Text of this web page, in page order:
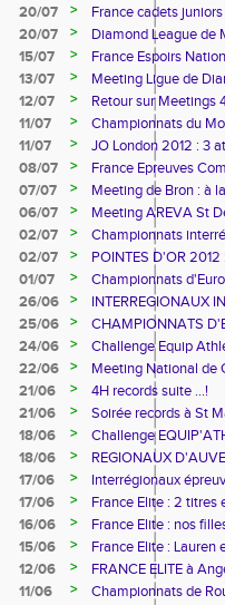
20/07
>
France cadets
20/07
>
Diamond League de
15/07
>
France Espoirs
13/07
>
Meeting Ligue de
12/07
>
Retour sur Meetings
11/07
>
Championnats du
11/07
>
JO London 2012 : 3
08/07
>
France Epreuves
07/07
>
Meeting de Bron : à
06/07
>
Meeting AREVA St
02/07
>
Championnats
02/07
>
POINTES D'OR
01/07
>
Championnats
26/06
>
INTERREGIONAUX
25/06
>
CHAMPIONNATS
24/06
>
Challenge Equip
22/06
>
Meeting National de
21/06
>
4H records suite ...!
21/06
>
Soirée records à St
18/06
>
Challenge
18/06
>
REGIONAUX
17/06
>
Interrégionaux
17/06
>
France Elite : 2 titres
16/06
>
France Elite : nos
15/06
>
France Elite : Lauren
12/06
>
FRANCE ELITE à
11/06
>
Championnats de